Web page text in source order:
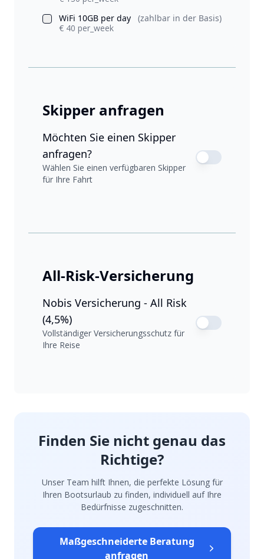
WiFi 10GB per day
(zahlbar in der Basis)
€ 40 per_week
Skipper anfragen
Möchten Sie einen Skipper
anfragen?
Wählen Sie einen verfügbaren Skipper
für Ihre Fahrt
All-Risk-Versicherung
Nobis Versicherung - All Risk
(4,5%)
Vollständiger Versicherungsschutz für
Ihre Reise
Finden Sie nicht genau das
Richtige?
Unser Team hilft Ihnen, die perfekte Lösung für
Ihren Bootsurlaub zu finden, individuell auf Ihre
Bedürfnisse zugeschnitten.
Maßgeschneiderte Beratung
anfragen